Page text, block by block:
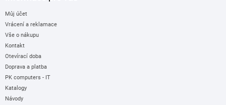
Můj účet
Vrácení a reklamace
Vše o nákupu
Kontakt
Otevírací doba
Doprava a platba
PK computers - IT
Katalogy
Návody